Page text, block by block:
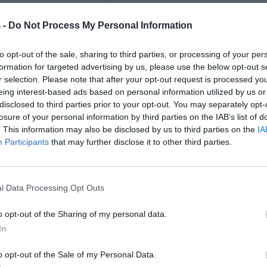
- Do Not Process My Personal Information
opt-out of the sale, sharing to third parties, or processing of your
for targeted advertising by us, please use the below opt-out
selection. Please note that after your opt-out request is processed
interest-based ads based on personal information utilized by us
to third parties prior to your opt-out. You may separately
of your personal information by third parties on the IAB’s list of
This information may also be disclosed by us to third parties on the
Participants that may further disclose it to other third parties.
Data Processing Opt Outs
opt-out of the Sharing of my personal data.
opt-out of the Sale of my Personal Data.
monitorowanie i
IGMP v1/v2/v3
protokoły i standardy
IPv4
IEEE 802.3
IEEE 802.3u
IEEE 802.3ab
IEEE 802.1Q VLAN Tagging
IEEE 802.3x - Flow Control
IEEE 802.1p Class of Service
TFTP - Trivial File Transfer Protocol
adresów MAC 32000